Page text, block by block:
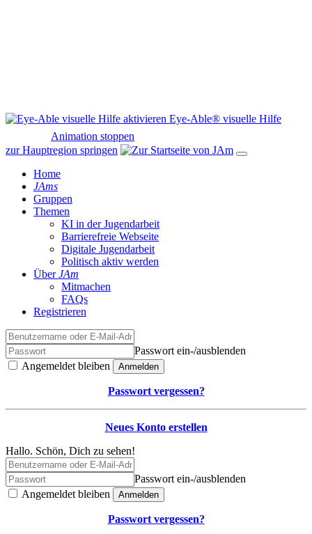
Eye-Able® visuelle Hilfe
Animation stoppen
zur Hauptregion springen
Home
JAms
Gruppen
Themen
KI in der Jugendarbeit
Barrierefreie Webseite
Digitale Jugendarbeit
Politisch aktiv werden
ÜberJAm
Mitmachen
FAQs
Registrieren
Passwort ein-/ausblenden
Angemeldet bleiben
Anmelden
Passwort vergessen?
Neues Konto erstellen
Hallo. Schön, Dich zu sehen!
Passwort ein-/ausblenden
Angemeldet bleiben
Anmelden
Passwort vergessen?